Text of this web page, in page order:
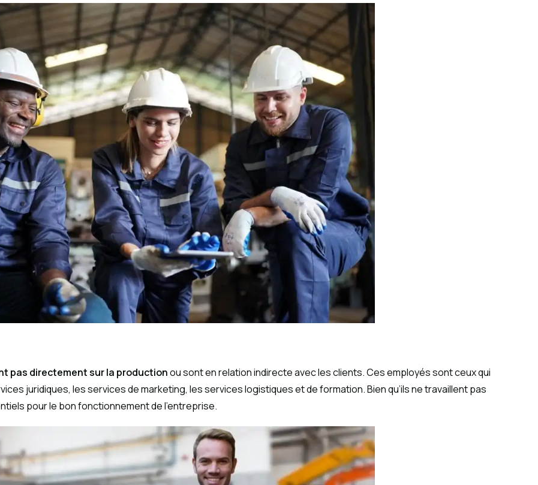
pas directement sur la productionou sont en relation indirecte avec les clients. Ces employés sont ceux qui
juridiques, les services de marketing, les services logistiques et de formation. Bien qu’ils ne travaillent pas
pour le bon fonctionnement de l’entreprise.